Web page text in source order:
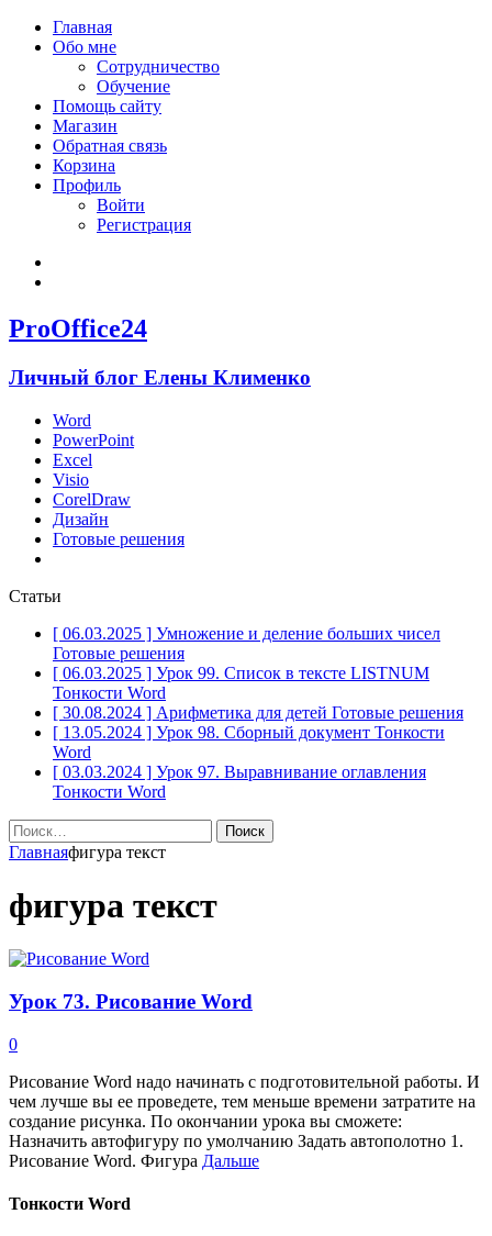
Главная
Обо мне
Сотрудничество
Обучение
Помощь сайту
Магазин
Обратная связь
Корзина
Профиль
Войти
Регистрация
ProOffice24
Личный блог Елены Клименко
Word
PowerPoint
Excel
Visio
CorelDraw
Дизайн
Готовые решения
Статьи
[ 06.03.2025 ] Умножение и деление больших чисел
Готовые решения
[ 06.03.2025 ] Урок 99. Список в тексте LISTNUM
Тонкости Word
[ 30.08.2024 ] Арифметика для детей Готовые решения
[ 13.05.2024 ] Урок 98. Сборный документ Тонкости
Word
[ 03.03.2024 ] Урок 97. Выравнивание оглавления
Тонкости Word
Найти:
Главнаяфигура текст
фигура текст
Урок 73. Рисование Word
0
Рисование Word надо начинать с подготовительной работы. И
чем лучше вы ее проведете, тем меньше времени затратите на
создание рисунка. По окончании урока вы сможете:
Назначить автофигуру по умолчанию Задать автополотно 1.
Рисование Word. Фигура Дальше
Тонкости Word